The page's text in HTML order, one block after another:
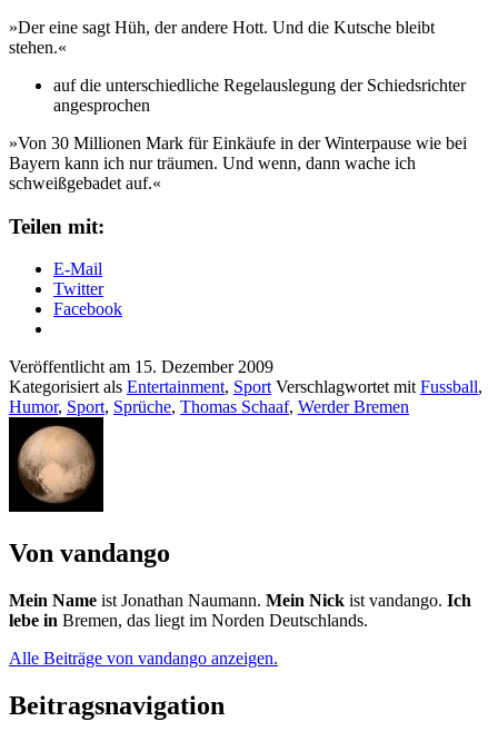
»Der eine sagt Hüh, der andere Hott. Und die Kutsche bleibt
stehen.«
auf die unterschiedliche Regelauslegung der Schiedsrichter
angesprochen
»Von 30 Millionen Mark für Einkäufe in der Winterpause wie bei
Bayern kann ich nur träumen. Und wenn, dann wache ich
schweißgebadet auf.«
Teilen mit:
E-Mail
Twitter
Facebook
Veröffentlicht am 15. Dezember 2009
Kategorisiert als Entertainment, Sport Verschlagwortet mit Fussball,
Humor, Sport, Sprüche, Thomas Schaaf, Werder Bremen
Von vandango
Mein Name ist Jonathan Naumann. Mein Nick ist vandango. Ich
lebe in Bremen, das liegt im Norden Deutschlands.
Alle Beiträge von vandango anzeigen.
Beitragsnavigation